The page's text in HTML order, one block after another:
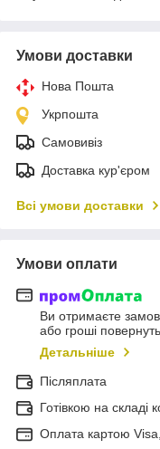
Умови доставки
Нова Пошта
Укрпошта
Самовивіз
Доставка кур'єром
Всі умови доставки
Умови оплати
Ви отримаєте
або гроші
Детальніше
Післяплата
Готівкою на складі
Оплата картою